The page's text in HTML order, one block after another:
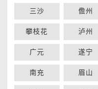
三沙 儋州
攀枝花 泸州
广元 遂宁
南充 眉山